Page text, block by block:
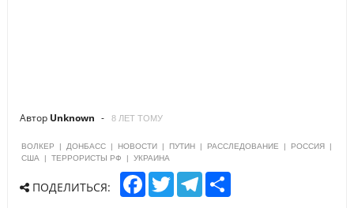
Автор Unknown 8 ЛЕТ ТОМУ
ВОЛКЕР | ДОНБАСС | НОВОСТИ | ПУТИН | РАССЛЕДОВАНИЕ | РОССИЯ
|
США
| ТЕРРОРИСТЫ РФ | УКРАИНА
ПОДЕЛИТЬСЯ:
F
T
w
T
S